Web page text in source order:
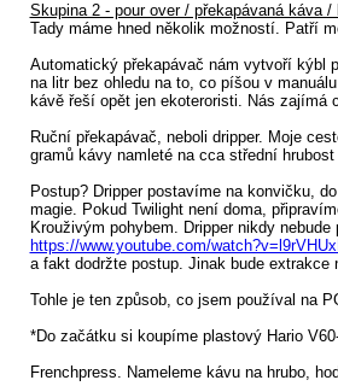
Skupina 2 - pour over / překapávaná káva /
Tady máme hned několik možností. Patří
Automatický překapávač nám vytvoří kýbl
na litr bez ohledu na to, co píšou v
kávě řeší opět jen ekoteroristi. Nás zajímá
Ruční překapávač, neboli dripper. Moje
gramů kávy namleté na cca střední
Postup? Dripper postavíme na konvičku,
magie. Pokud Twilight není doma,
Krouživým pohybem. Dripper nikdy
https://www.youtube.com/
a fakt dodržte postup. Jinak bude extrakce
Tohle je ten způsob, co jsem používal na
*Do začátku si koupíme plastový Hario
Frenchpress. Nameleme kávu na hrubo,